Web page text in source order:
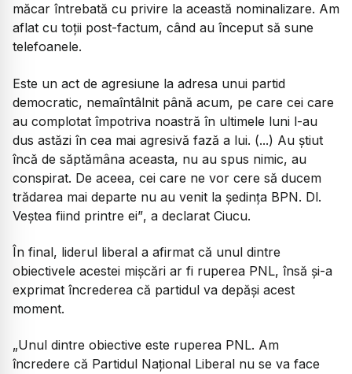
măcar întrebată cu privire la această nominalizare. Am
aflat cu toții post-factum, când au început să sune
telefoanele.
Este un act de agresiune la adresa unui partid
democratic, nemaîntâlnit până acum, pe care cei care
au complotat împotriva noastră în ultimele luni l-au
dus astăzi în cea mai agresivă fază a lui. (...) Au știut
încă de săptămâna aceasta, nu au spus nimic, au
conspirat. De aceea, cei care ne vor cere să ducem
trădarea mai departe nu au venit la ședința BPN. Dl.
Veștea fiind printre ei”, a declarat Ciucu.
În final, liderul liberal a afirmat că unul dintre
obiectivele acestei mișcări ar fi ruperea PNL, însă și-a
exprimat încrederea că partidul va depăși acest
moment.
„Unul dintre obiective este ruperea PNL. Am
încredere că Partidul Național Liberal nu se va face